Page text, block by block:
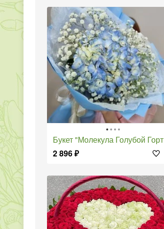
Букет "Молекула Голубой Гортензии"
2 896₽